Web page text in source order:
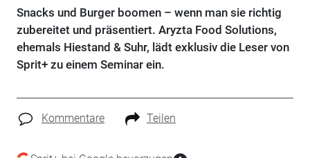
Snacks und Burger boomen – wenn man sie richtig
zubereitet und präsentiert. Aryzta Food Solutions,
ehemals Hiestand & Suhr, lädt exklusiv die Leser von
Sprit+ zu einem Seminar ein.
Kommentare Teilen